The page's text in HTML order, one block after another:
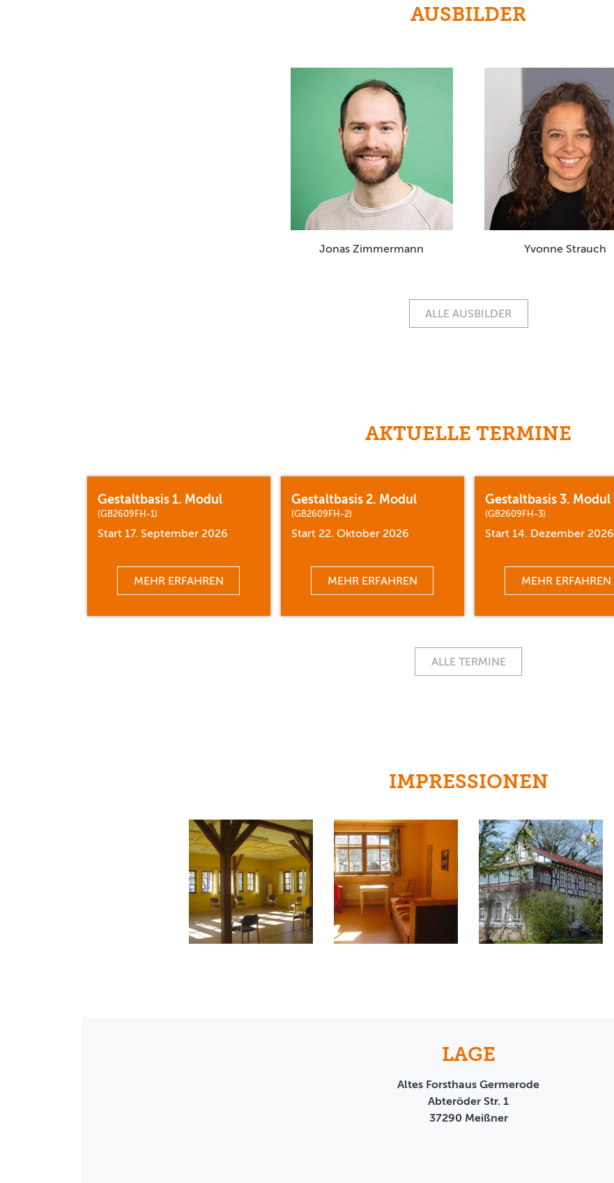
AUSBILDER
Jonas Zimmermann Yvonne Strauch
ALLE AUSBILDER
AKTUELLE TERMINE
Gestaltbasis 1. Modul
(GB2609FH-1)
Start 17. September 2026
MEHR ERFAHREN
Gestaltbasis 2. Modul
(GB2609FH-2)
Start 22. Oktober 2026
MEHR ERFAHREN
Gestaltbasis 3. Modul
(GB2609FH-3)
Start 14. Dezember 2026
MEHR ERFAHREN
ALLE TERMINE
IMPRESSIONEN
LAGE
Altes Forsthaus Germerode
Abteröder Str. 1
37290 Meißner